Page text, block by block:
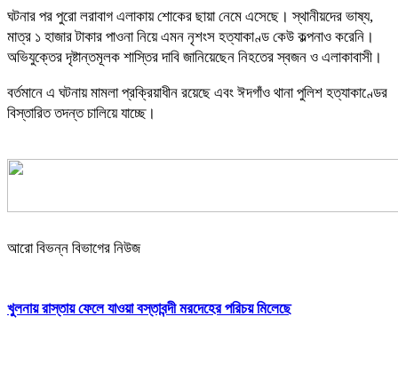
ঘটনার পর পুরো লরাবাগ এলাকায় শোকের ছায়া নেমে এসেছে। স্থানীয়দের ভাষ্য,
মাত্র ১ হাজার টাকার পাওনা নিয়ে এমন নৃশংস হত্যাকাণ্ড কেউ কল্পনাও করেনি।
অভিযুক্তের দৃষ্টান্তমূলক শাস্তির দাবি জানিয়েছেন নিহতের স্বজন ও এলাকাবাসী।
বর্তমানে এ ঘটনায় মামলা প্রক্রিয়াধীন রয়েছে এবং ঈদগাঁও থানা পুলিশ হত্যাকাণ্ডের
বিস্তারিত তদন্ত চালিয়ে যাচ্ছে।
আরো বিভন্ন বিভাগের নিউজ
খুলনায় রাস্তায় ফেলে যাওয়া বস্তাবন্দী মরদেহের পরিচয় মিলেছে